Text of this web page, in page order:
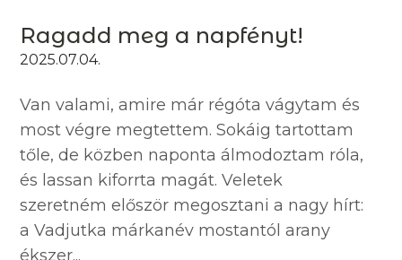
Ragadd meg a napfényt!
2025.07.04.
Van valami, amire már régóta vágytam és
most végre megtettem. Sokáig tartottam
tőle, de közben naponta álmodoztam róla,
és lassan kiforrta magát. Veletek
szeretném először megosztani a nagy hírt:
a Vadjutka márkanév mostantól arany
ékszer...